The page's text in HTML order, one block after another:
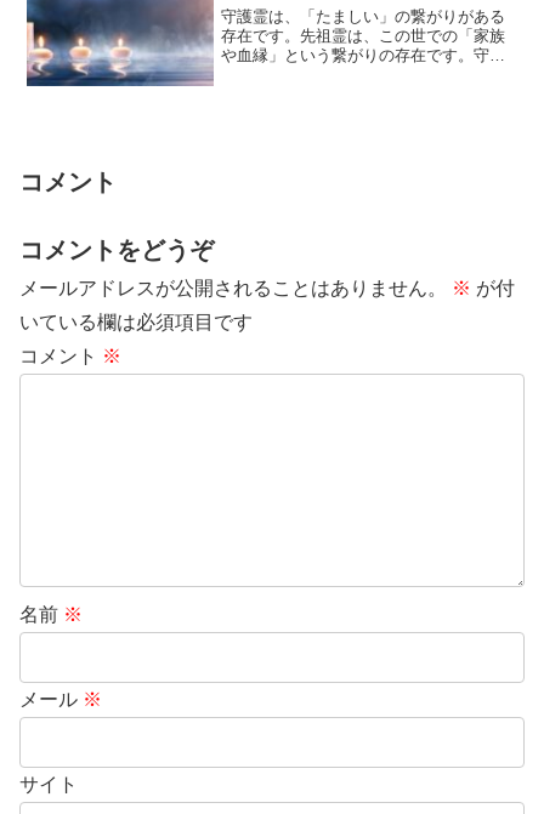
守護霊は、「たましい」の繋がりがある
存在です。先祖霊は、この世での「家族
や血縁」という繋がりの存在です。守護
コメント
コメントをどうぞ
メールアドレスが公開されることはありません。 ※ が付
いている欄は必須項目です
コメント ※
名前 ※
メール ※
サイト